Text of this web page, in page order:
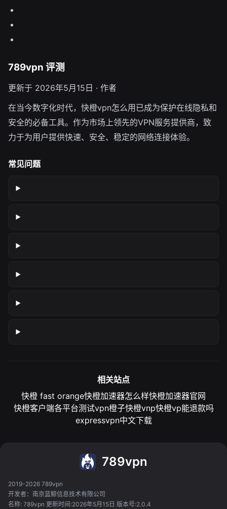
789vpn 评测
更新于 2026年5月15日 · 作者
在当今数字化时代，快橙vpn怎么用已成为保护在线隐私和
安全的必备工具。作为市场上领先的VPN服务提供商，致
力于为用户提供快速、安全、稳定的网络连接体验。
常见问题
相关站点
快橙 fast orange快橙加速器怎么样快橙加速器官网
快橙客户端各平台测试vpn橙子快橙vnp快橙vp能退款吗
expressvpn中文下载
789vpn
2019-2026 789vpn
开发者：南京蓝鲸信息技术有限公司
名称: 789vpn 更新时间:2026年5月15日 版本号:2.0.4